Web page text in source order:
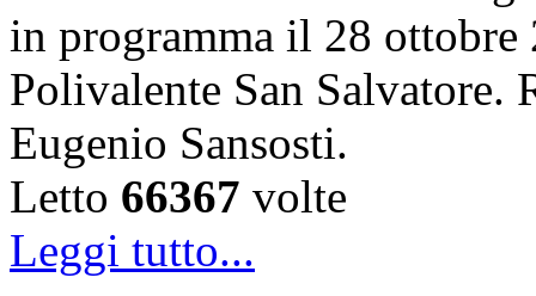
in programma il 28
Polivalente San Salvatore.
Eugenio Sansosti.
Letto 66367 volte
Leggi tutto...